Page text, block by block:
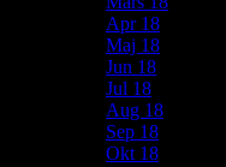
Apr 18
Maj 18
Jun 18
Jul 18
Aug 18
Sep 18
Okt 18